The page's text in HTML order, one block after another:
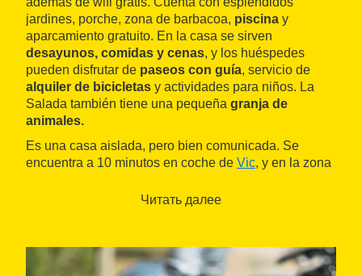
jardines, porche, zona de barbacoa, piscina y
aparcamiento gratuito. En la casa se sirven
desayunos, comidas y cenas, y los huéspedes
pueden disfrutar de paseos con guía, servicio de
alquiler de bicicletas y actividades para niños. La
Salada también tiene una pequeña granja de
animales.
Es una casa aislada, pero bien comunicada. Se
encuentra a 10 minutos en coche de Vic, y en la zona
actividades al aire librecomo rutas a pie, en
Читать далее